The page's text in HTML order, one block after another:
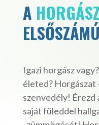
A
Igazi horgász
életed? Horgászat
szenvedély! Érezd
saját füleddel